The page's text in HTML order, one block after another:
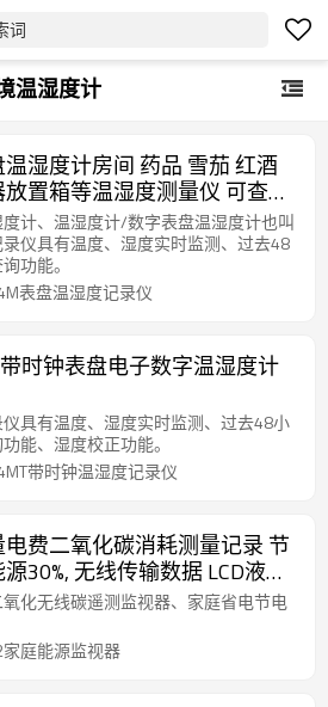
词
温湿度计
湿度计房间 药品 雪茄 红酒
置箱等温湿度测量仪 可查询
部磁铁吸附
计、温湿度计/数字表盘温湿度计也叫
仪具有温度、湿度实时监测、过去48
功能。
表盘温湿度记录仪
时钟表盘电子数字温湿度计
具有温度、湿度实时监测、过去48小
能、湿度校正功能。
带时钟温湿度记录仪
费二氧化碳消耗测量记录 节
30%, 无线传输数据 LCD液晶
实时显示电量数据
化无线碳遥测监视器、家庭省电节电
家庭能源监视器